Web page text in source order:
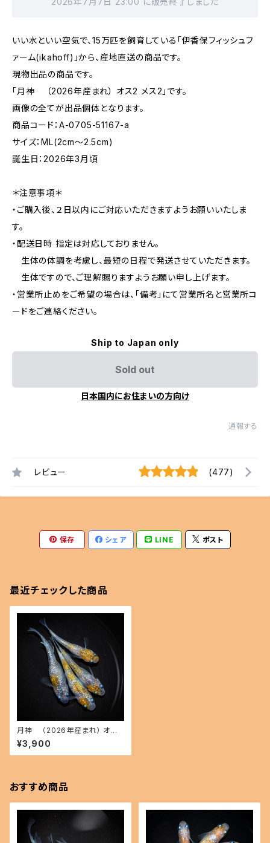
いい水といい空気で、15万匹を飼育している「伊香保フィッシュフ
ァーム(ikahoff)」から、産地直送の商品です。
現物出品の商品です。
「月神 （2026年産まれ） オス2 メス2」です。
画像の全てが出品個体となります。
商品コード：A-0705-51167-a
サイズ：ML(2cm〜2.5cm)
誕生日：2026年3月頃
＊注意事項＊
・ご購入後、２日以内にご対応いただきますようお願いいたしま
す。
・配送日時 指定は対応しておりません。
生体の体調を考慮し、最短の日程で発送させていただきます。
生体ですので、ご理解賜りますようお願い申し上げます。
・営業所止めをご希望の場合は、「備考」にて営業所名と営業所コ
ードをご連絡ください。
Ship to Japan only
Sold out
日本国内にお住まいの方向け
通報する
レビュー (477)
保存 シェア LINE ポスト
最近チェックした商品
月神 （2026年産まれ） オス2
メス2(現物出品) ikahoff A-0
705-51167-a
¥3,900
おすすめ商品